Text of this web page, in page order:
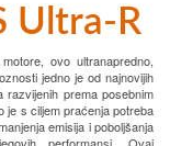
Ultra-R
ovo ultranapredno,
jedno je od najnovijih
razvijenih prema posebnim
je s ciljem praćenja potreba
emisija i poboljšanja